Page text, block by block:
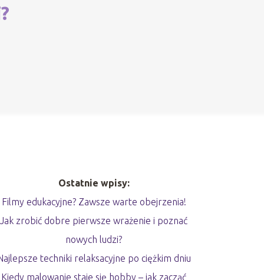
Ostatnie wpisy:
Filmy edukacyjne? Zawsze warte obejrzenia!
Jak zrobić dobre pierwsze wrażenie i poznać
nowych ludzi?
techniki relaksacyjne po ciężkim dniu
Kiedy malowanie staje się hobby – jak zacząć